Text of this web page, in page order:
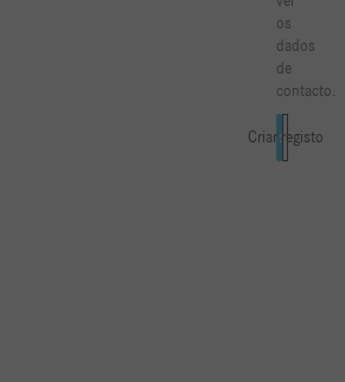
os
dados
de
contacto.
Iniciar sessão
Criar registo